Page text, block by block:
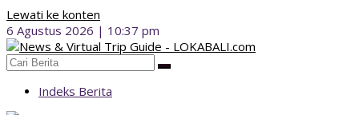
Lewati ke konten
6 Agustus 2026 | 10:37 pm
Indeks Berita